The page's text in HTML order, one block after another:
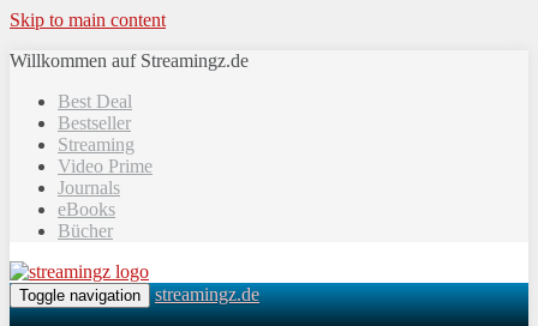
Skip to main content
Willkommen auf Streamingz.de
Best Deal
Bestseller
Streaming
Video Prime
Journals
eBooks
Bücher
Toggle navigation streamingz.de